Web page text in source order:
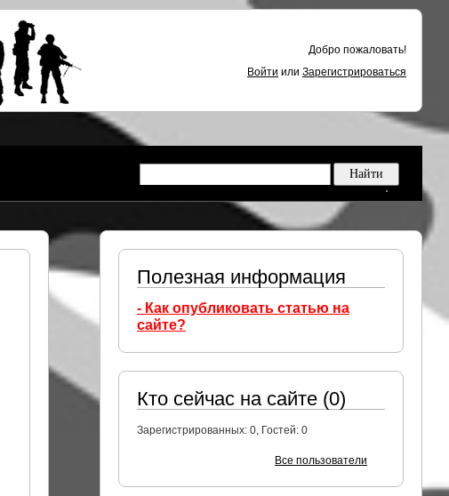
Добро пожаловать!
Войти или Зарегистрироваться
Полезная информация
- Как опубликовать статью на
сайте?
Кто сейчас на сайте (0)
Зарегистрированных: 0, Гостей: 0
Все пользователи